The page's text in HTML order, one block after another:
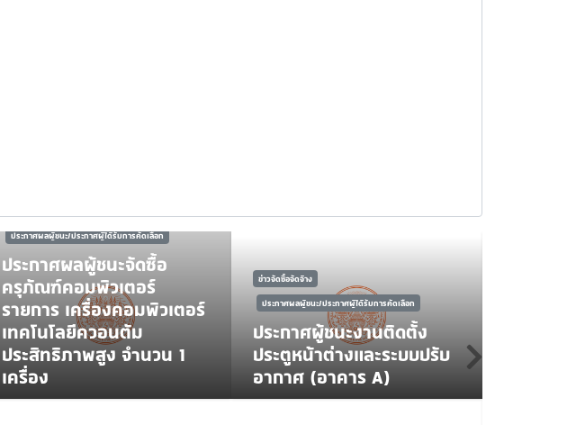
ประกาศผลผู้ชนะ/ประกาศผู้ได้รับการคัดเลือก
ประกาศผลผู้ชนะจัดซื้อ
ครุภัณฑ์คอมพิวเตอร์
รายการ เครื่องคอมพิวเตอร์
เทคโนโลยีควอนตัม
ประสิทธิภาพสูง จำนวน 1
เครื่อง
ข่าวจัดซื้อจัดจ้าง
ประกาศผลผู้ชนะ/ประกาศผู้ได้รับการคัดเลือก
ประกาศผู้ชนะงานติดตั้ง
ประตูหน้าต่างและระบบปรับ
อากาศ (อาคาร A)